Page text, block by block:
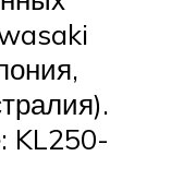
KL250-